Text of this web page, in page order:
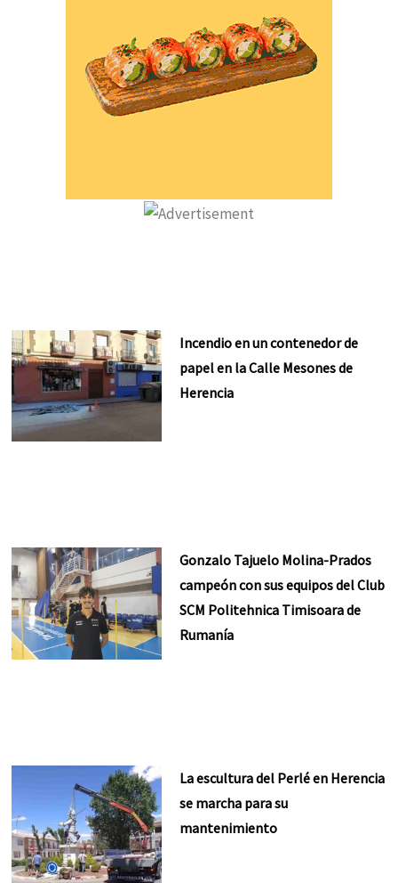
Incendio en un contenedor de
papel en la Calle Mesones de
Herencia
Gonzalo Tajuelo Molina-Prados
campeón con sus equipos del Club
SCM Politehnica Timisoara de
Rumanía
La escultura del Perlé en Herencia
se marcha para su
mantenimiento